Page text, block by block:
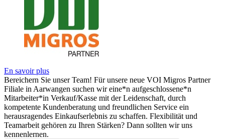
En savoir plus
Bereichern Sie unser Team! Für unsere neue VOI Migros Partner
Filiale in Aarwangen suchen wir eine*n aufgeschlossene*n
Mitarbeiter*in Verkauf/Kasse mit der Leidenschaft, durch
kompetente Kundenberatung und freundlichen Service ein
herausragendes Einkaufserlebnis zu schaffen. Flexibilität und
Teamarbeit gehören zu Ihren Stärken? Dann sollten wir uns
kennenlernen.